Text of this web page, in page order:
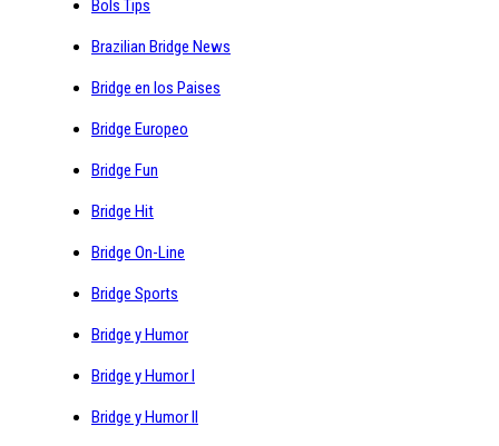
Bols Tips
Brazilian Bridge News
Bridge en los Paises
Bridge Europeo
Bridge Fun
Bridge Hit
Bridge On-Line
Bridge Sports
Bridge y Humor
Bridge y Humor I
Bridge y Humor II